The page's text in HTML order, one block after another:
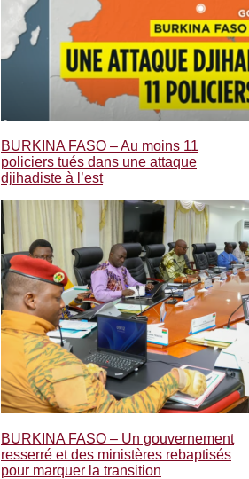
BURKINA FASO – Au moins 11
policiers tués dans une attaque
djihadiste à l’est
BURKINA FASO – Un gouvernement
resserré et des ministères rebaptisés
pour marquer la transition